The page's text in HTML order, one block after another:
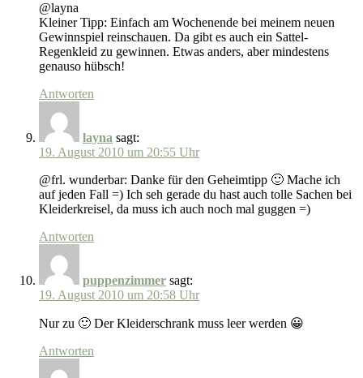
@layna
Kleiner Tipp: Einfach am Wochenende bei meinem neuen
Gewinnspiel reinschauen. Da gibt es auch ein Sattel-
Regenkleid zu gewinnen. Etwas anders, aber mindestens
genauso hübsch!
Antworten
layna sagt:
19. August 2010 um 20:55 Uhr
@frl. wunderbar: Danke für den Geheimtipp 🙂 Mache ich
auf jeden Fall =) Ich seh gerade du hast auch tolle Sachen bei
Kleiderkreisel, da muss ich auch noch mal guggen =)
Antworten
puppenzimmer sagt:
19. August 2010 um 20:58 Uhr
Nur zu 🙂 Der Kleiderschrank muss leer werden 😀
Antworten